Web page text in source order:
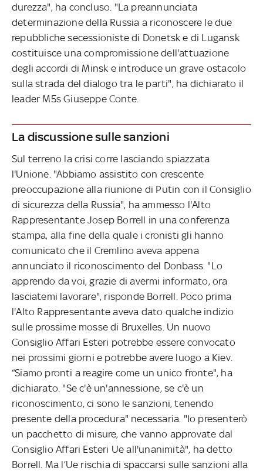
durezza", ha concluso. "La preannunciata
determinazione della Russia a riconoscere le due
repubbliche secessioniste di Donetsk e di Lugansk
costituisce una compromissione dell'attuazione
degli accordi di Minsk e introduce un grave ostacolo
sulla strada del dialogo tra le parti", ha dichiarato il
leader M5s Giuseppe Conte.
La discussione sulle sanzioni
Sul terreno la crisi corre lasciando spiazzata
l'Unione. "Abbiamo assistito con crescente
preoccupazione alla riunione di Putin con il Consiglio
di sicurezza della Russia", ha ammesso l'Alto
Rappresentante Josep Borrell in una conferenza
stampa, alla fine della quale i cronisti gli hanno
comunicato che il Cremlino aveva appena
annunciato il riconoscimento del Donbass. "Lo
apprendo da voi, grazie di avermi informato, ora
lasciatemi lavorare", risponde Borrell. Poco prima
l'Alto Rappresentante aveva dato qualche indizio
sulle prossime mosse di Bruxelles. Un nuovo
Consiglio Affari Esteri potrebbe essere convocato
nei prossimi giorni e potrebbe avere luogo a Kiev.
“Siamo pronti a reagire come un unico fronte", ha
dichiarato. "Se c'è un'annessione, se c'è un
riconoscimento, ci sono le sanzioni, tenendo
presente della procedura" necessaria. "Io presenterò
un pacchetto di misure, che vanno approvate dal
Consiglio Affari Esteri Ue all'unanimità", ha detto
Borrell. Ma l’Ue rischia di spaccarsi sulle sanzioni alla